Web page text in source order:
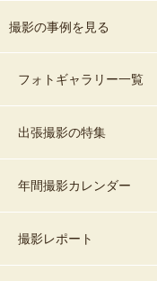
撮影の事例を見る
フォトギャラリー一覧
出張撮影の特集
年間撮影カレンダー
撮影レポート